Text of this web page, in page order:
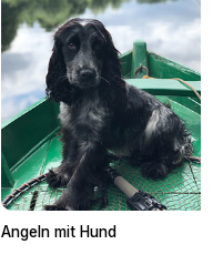
Angeln mit Hund